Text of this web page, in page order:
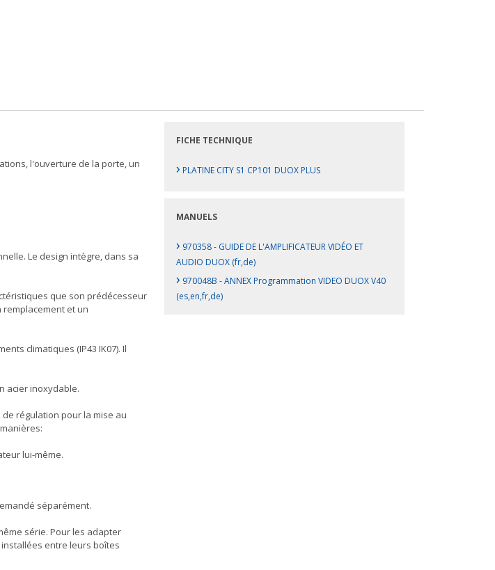
l'ouverture de la porte, un
Le design intègre, dans sa
que son prédécesseur
remplacement et un
climatiques (IP43 IK07). Il
acier inoxydable.
de régulation pour la mise au
lui-même.
séparément.
série. Pour les adapter
entre leurs boîtes
FICHE TECHNIQUE
› PLATINE CITY S1 CP101 DUOX PLUS
MANUELS
› 970358 - GUIDE DE L'AMPLIFICATEUR VIDÉO ET
AUDIO DUOX (fr,de)
› 970048B - ANNEX Programmation VIDEO DUOX V40
(es,en,fr,de)